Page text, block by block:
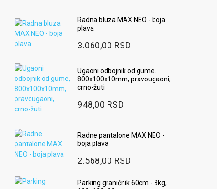
Radna bluza MAX NEO - boja
plava
3.060,00 RSD
Ugaoni odbojnik od gume,
800x100x10mm, pravougaoni,
crno-žuti
948,00 RSD
Radne pantalone MAX NEO -
boja plava
2.568,00 RSD
Parking graničnik 60cm - 3kg,